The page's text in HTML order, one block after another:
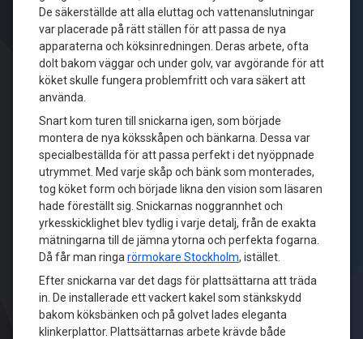
De säkerställde att alla eluttag och vattenanslutningar
var placerade på rätt ställen för att passa de nya
apparaterna och köksinredningen. Deras arbete, ofta
dolt bakom väggar och under golv, var avgörande för att
köket skulle fungera problemfritt och vara säkert att
använda.
Snart kom turen till snickarna igen, som började
montera de nya köksskåpen och bänkarna. Dessa var
specialbeställda för att passa perfekt i det nyöppnade
utrymmet. Med varje skåp och bänk som monterades,
tog köket form och började likna den vision som läsaren
hade föreställt sig. Snickarnas noggrannhet och
yrkesskicklighet blev tydlig i varje detalj, från de exakta
mätningarna till de jämna ytorna och perfekta fogarna.
Då får man ringa rörmokare Stockholm, istället.
Efter snickarna var det dags för plattsättarna att träda
in. De installerade ett vackert kakel som stänkskydd
bakom köksbänken och på golvet lades eleganta
klinkerplattor. Plattsättarnas arbete krävde både